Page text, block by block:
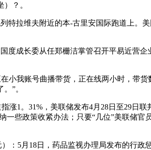
？。
拉维夫附近的本-古里安国际跑道上。
成长委从任郑栅洁掌管召开平易近营
我账号曲播带货，正在线两小时，带货
”。
1。31%，美联储发布4月28日至29日
些政策收紧办法；只要“几位”美联储
5月18日，药品监视办理局发布的行